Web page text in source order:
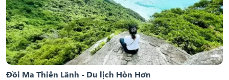
Đồi Ma Thiên Lãnh - Du lịch Hòn Hơn